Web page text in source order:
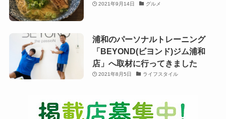
2021年9月14日 グルメ
浦和のパーソナルトレーニング
「BEYOND(ビヨンド)ジム浦和
店」へ取材に行ってきました
2021年8月5日 ライフスタイル